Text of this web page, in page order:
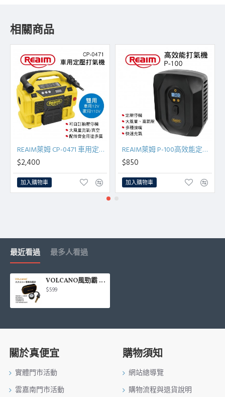
相關商品
REAIM萊姆 CP-0471 車用定壓打氣機(110V/12V兩用)
$2,400
加入購物車
REAIM萊姆 P-100高效能定壓停機打氣機
$850
加入購物車
最近看過 最多人看過
VOLCANO風勁霸 TG10 大力士3in1專業胎壓計
$599
關於真便宜
實體門市活動
雲嘉南門市活動
購物須知
網站總導覽
購物流程與退貨說明